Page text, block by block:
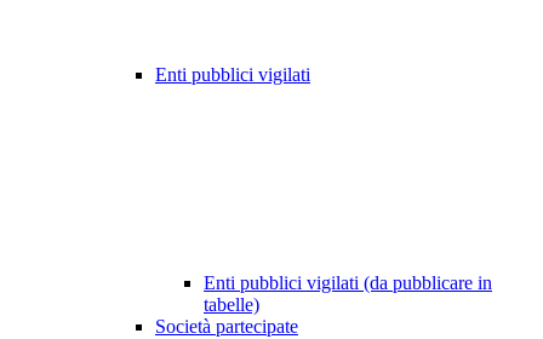
Enti pubblici vigilati
Enti pubblici vigilati (da pubblicare in
tabelle)
Società partecipate